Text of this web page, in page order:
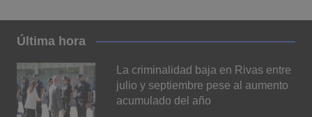
Última hora
La criminalidad baja en Rivas entre
julio y septiembre pese al aumento
acumulado del año